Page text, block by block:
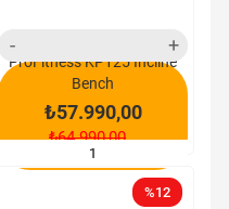
ProFitness KP125 İncline
Bench
₺57.990,00
₺64.990,00
SEPETE EKLE
%12